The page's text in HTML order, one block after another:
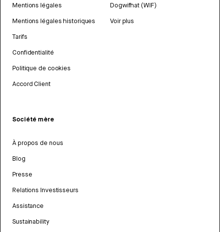
Mentions légales
Mentions légales historiques
Tarifs
Confidentialité
Politique de cookies
Accord Client
Dogwifhat (WIF)
Voir plus
Société mère
À propos de nous
Blog
Presse
Relations Investisseurs
Assistance
Sustainability